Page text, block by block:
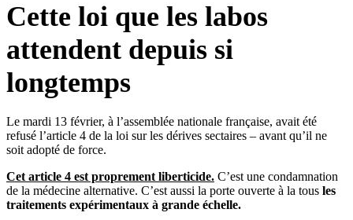
Cette loi que les labos
attendent depuis si
longtemps
Le mardi 13 février, à l’assemblée nationale française, avait été
refusé l’article 4 de la loi sur les dérives sectaires – avant qu’il ne
soit adopté de force.
Cet article 4 est proprement liberticide. C’est une condamnation
de la médecine alternative. C’est aussi la porte ouverte à la tous les
traitements expérimentaux à grande échelle.